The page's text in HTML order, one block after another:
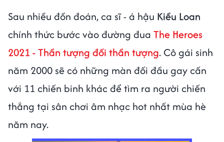
Sau nhiều đồn đoán, ca sĩ - á hậu Kiều Loan
chính thức bước vào đường đua The Heroes
2021 - Thần tượng đối thần tượng. Cô gái sinh
năm 2000 sẽ có những màn đối đầu gay cấn
với 11 chiến binh khác để tìm ra người chiến
thắng tại sân chơi âm nhạc hot nhất mùa hè
năm nay.